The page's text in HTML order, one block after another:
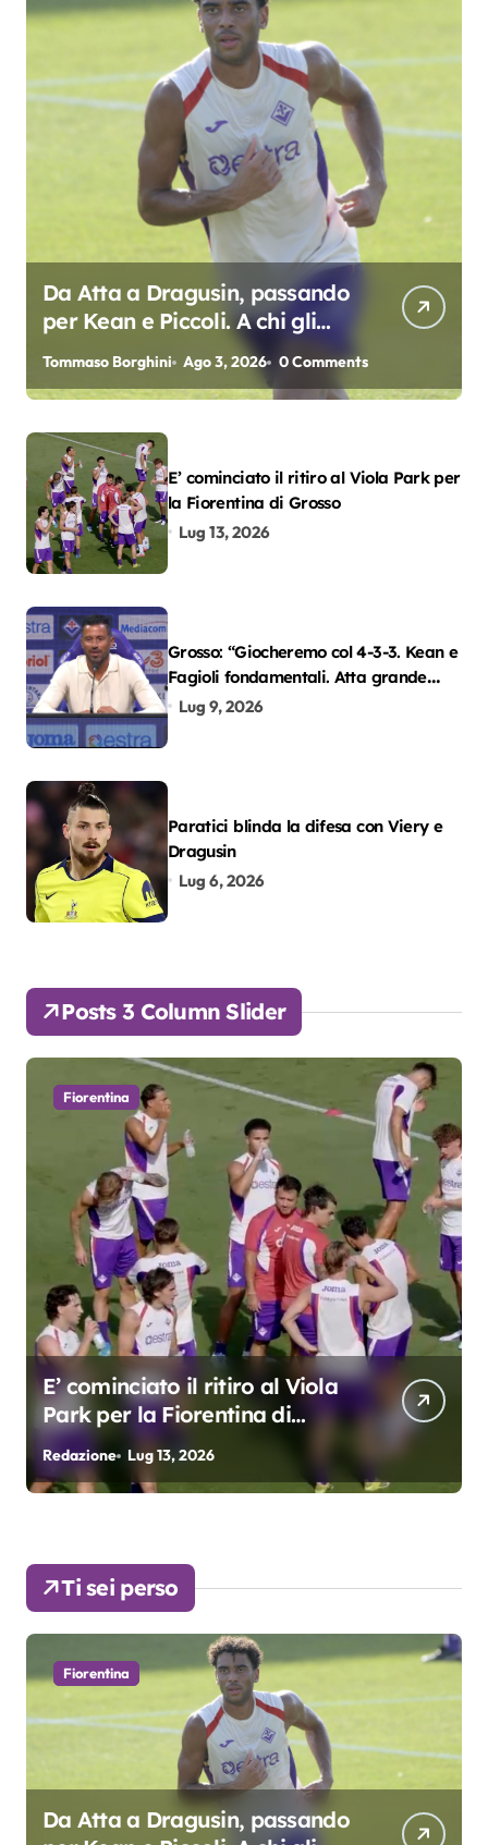
Da Atta a Dragusin, passando
per Kean e Piccoli. A chi gli
oscar del precampionato?
Tommaso Borghini Ago 3, 2026 0 Comments
E’ cominciato il ritiro al Viola Park per
la Fiorentina di Grosso
Lug 13, 2026
Grosso: “Giocheremo col 4-3-3. Kean e
Fagioli fondamentali. Atta grande
colpo”
Lug 9, 2026
Paratici blinda la difesa con Viery e
Dragusin
Lug 6, 2026
Posts 3 Column Slider
Fiorentina
E’ cominciato il ritiro al Viola
Park per la Fiorentina di
Grosso
Redazione Lug 13, 2026
Ti sei perso
Fiorentina
Da Atta a Dragusin, passando